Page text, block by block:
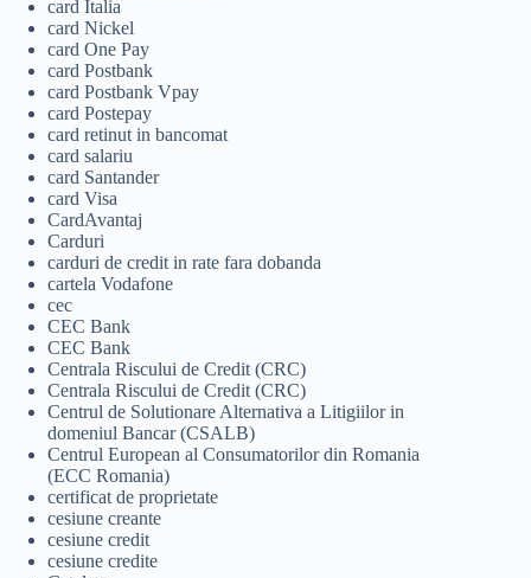
card Italia
card Nickel
card One Pay
card Postbank
card Postbank Vpay
card Postepay
card retinut in bancomat
card salariu
card Santander
card Visa
CardAvantaj
Carduri
carduri de credit in rate fara dobanda
cartela Vodafone
cec
CEC Bank
CEC Bank
Centrala Riscului de Credit (CRC)
Centrala Riscului de Credit (CRC)
Centrul de Solutionare Alternativa a Litigiilor in
domeniul Bancar (CSALB)
Centrul European al Consumatorilor din Romania
(ECC Romania)
certificat de proprietate
cesiune creante
cesiune credit
cesiune credite